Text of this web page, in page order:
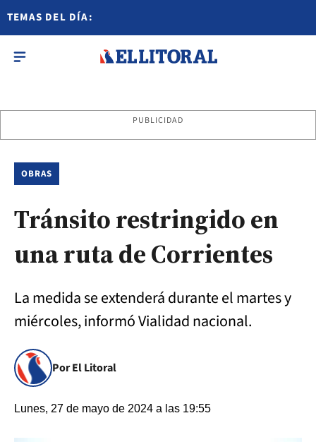
TEMAS DEL DÍA:
PUBLICIDAD
OBRAS
Tránsito restringido en
una ruta de Corrientes
La medida se extenderá durante el martes y
miércoles, informó Vialidad nacional.
Por El Litoral
Lunes, 27 de mayo de 2024 a las 19:55